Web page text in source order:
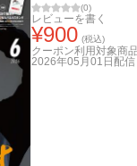
(0)
レビューを書く
¥900 (税込)
クーポン利用対象商品
2026年05月01日 配信